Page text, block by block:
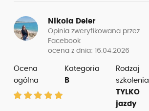
Nikola Deler
Opinia zweryfikowana przez
Facebook
ocena z dnia: 16.04.2026
Ocena
ogólna
Kategoria
B
Rodzaj
szkolenia
TYLKO
jazdy